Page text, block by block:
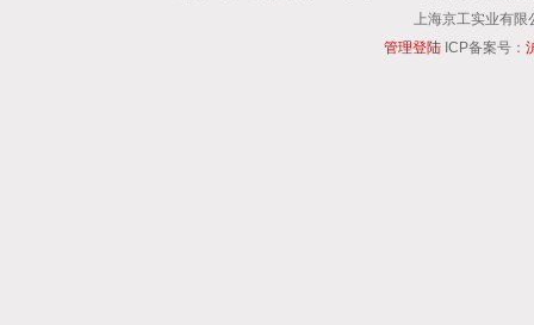
上海京工实业有限
管理登陆ICP备案号：